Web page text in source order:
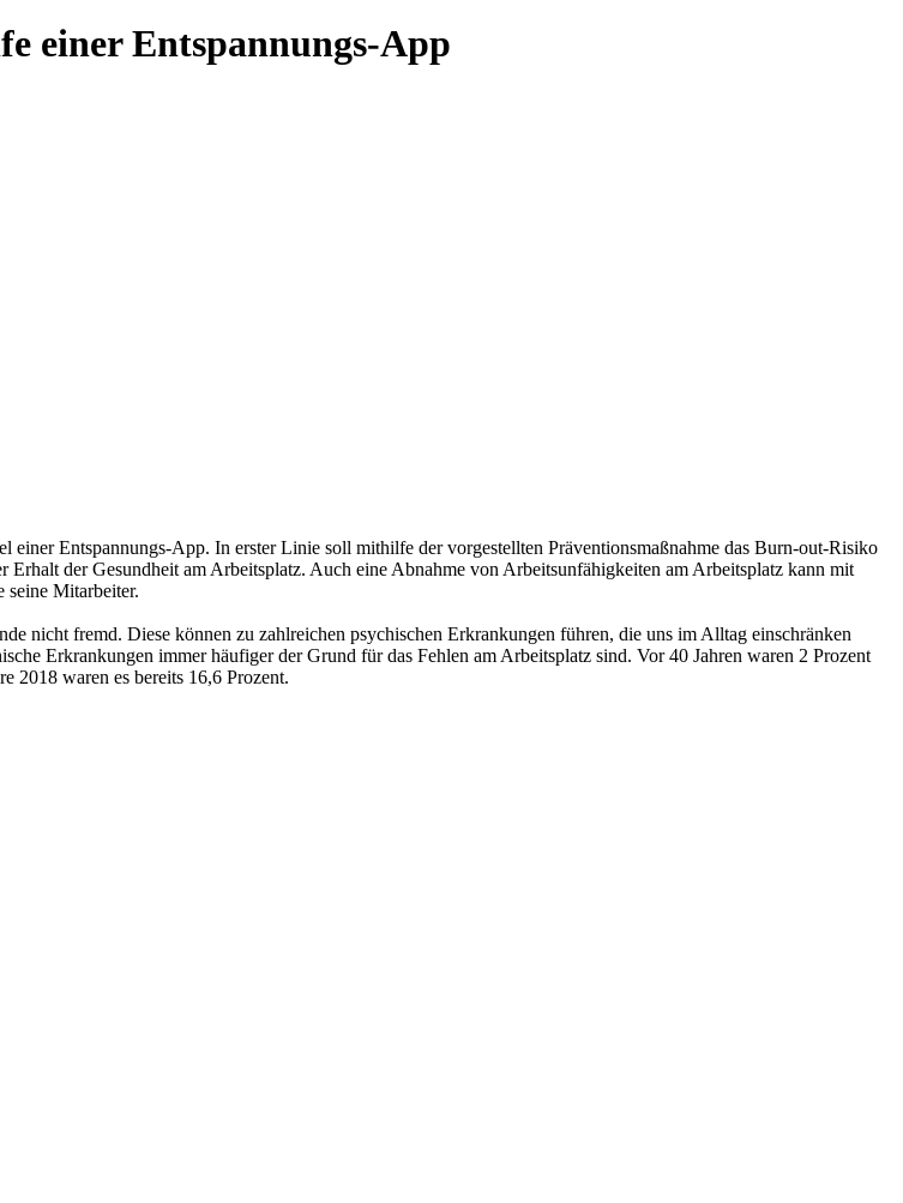
einer Entspannungs-App
Entspannungs-App. In erster Linie soll mithilfe der vorgestellten Präventionsmaßnahme das Burn-out-Risiko
der Gesundheit am Arbeitsplatz. Auch eine Abnahme von Arbeitsunfähigkeiten am Arbeitsplatz kann mit
seine Mitarbeiter.
nicht fremd. Diese können zu zahlreichen psychischen Erkrankungen führen, die uns im Alltag einschränken
Erkrankungen immer häufiger der Grund für das Fehlen am Arbeitsplatz sind. Vor 40 Jahren waren 2 Prozent
2018 waren es bereits 16,6 Prozent.